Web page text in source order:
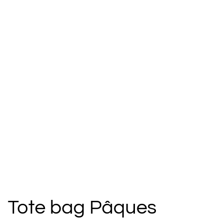
Tote bag Pâques